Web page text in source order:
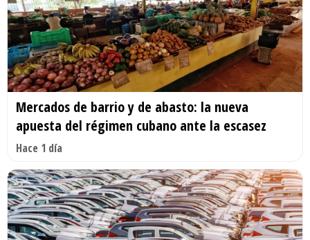
Mercados de barrio y de abasto: la nueva
apuesta del régimen cubano ante la escasez
Hace 1 día